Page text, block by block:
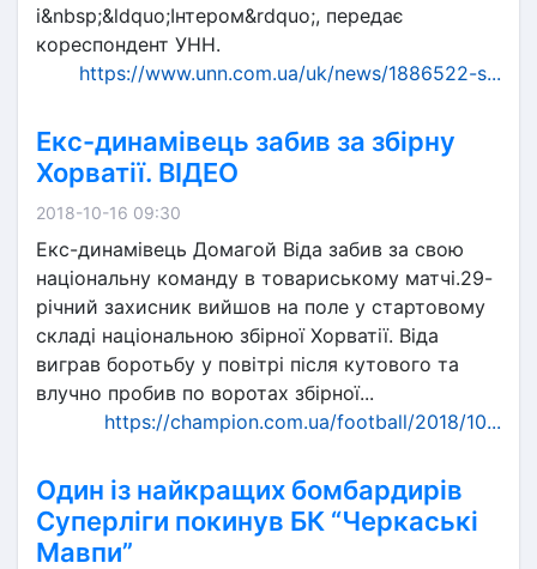
і&nbsp;&ldquo;Інтером&rdquo;, передає
кореспондент УНН.
https://www.unn.com.ua/uk/news/1886522-s...
Екс-динамівець забив за збірну
Хорватії. ВІДЕО
2018-10-16 09:30
Екс-динамівець Домагой Віда забив за свою
національну команду в товариському матчі.29-
річний захисник вийшов на поле у стартовому
складі національною збірної Хорватії. Віда
виграв боротьбу у повітрі після кутового та
влучно пробив по воротах збірної...
https://champion.com.ua/football/2018/10...
Один із найкращих бомбардирів
Суперліги покинув БК “Черкаські
Мавпи”